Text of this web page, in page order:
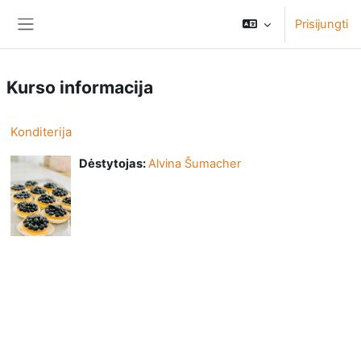
Prisijungti
Kurso informacija
Konditerija
Dėstytojas:Alvina Šumacher